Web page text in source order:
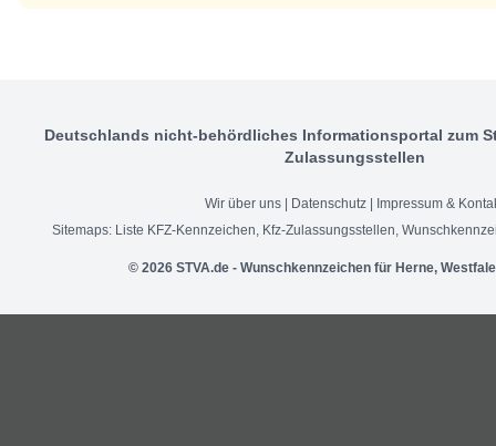
Deutschlands nicht-behördliches Informationsportal zum
Zulassungsstellen
Wir über uns Datenschutz
Impressum &
Sitemaps: Liste KFZ-Kennzeichen, Kfz-Zulassungsstellen,
© 2026 STVA.de - Wunschkennzeichen für Herne,